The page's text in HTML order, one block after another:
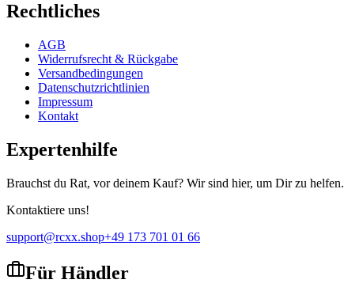
Rechtliches
AGB
Widerrufsrecht & Rückgabe
Versandbedingungen
Datenschutzrichtlinien
Impressum
Kontakt
Expertenhilfe
Brauchst du Rat, vor deinem Kauf? Wir sind hier, um Dir zu helfen.
Kontaktiere uns!
support@rcxx.shop+49 173 701 01 66
Für Händler